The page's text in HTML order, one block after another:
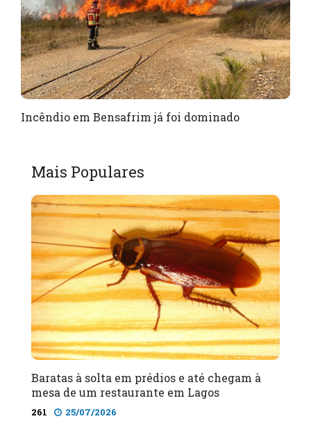
Incêndio em Bensafrim já foi dominado
Mais Populares
Baratas à solta em prédios e até chegam à
mesa de um restaurante em Lagos
261 25/07/2026